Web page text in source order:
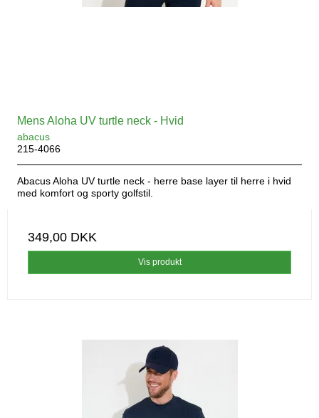
Mens Aloha UV turtle neck - Hvid
abacus
215-4066
Abacus Aloha UV turtle neck - herre base layer til herre i hvid
med komfort og sporty golfstil.
349,00 DKK
Vis produkt